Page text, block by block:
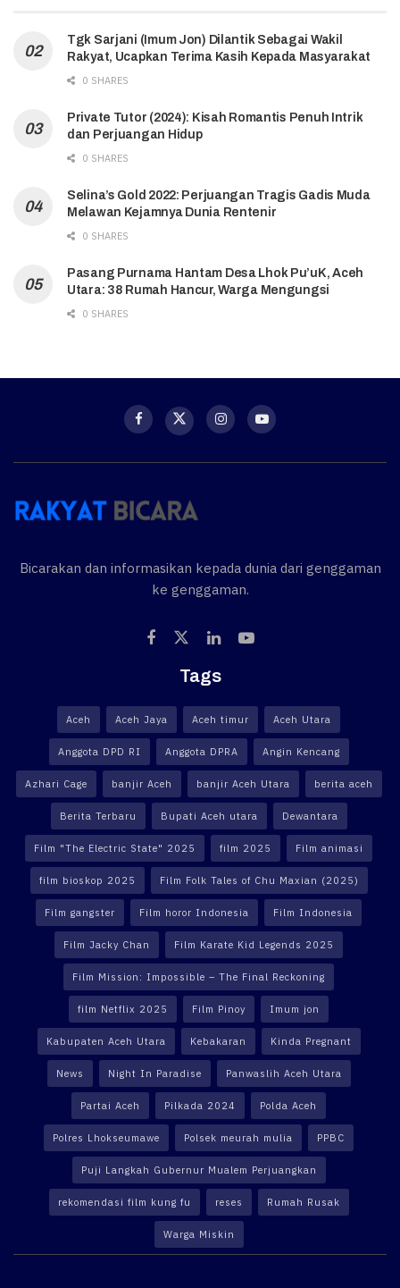
Tgk Sarjani (Imum Jon) Dilantik Sebagai Wakil
Rakyat, Ucapkan Terima Kasih Kepada Masyarakat
0 SHARES
Private Tutor (2024): Kisah Romantis Penuh Intrik
dan Perjuangan Hidup
0 SHARES
Selina’s Gold 2022: Perjuangan Tragis Gadis Muda
Melawan Kejamnya Dunia Rentenir
0 SHARES
Pasang Purnama Hantam Desa Lhok Pu’uK, Aceh
Utara: 38 Rumah Hancur, Warga Mengungsi
0 SHARES
Bicarakan dan informasikan kepada dunia dari genggaman
ke genggaman.
Tags
Aceh Aceh Jaya Aceh timur Aceh Utara
Anggota DPD RI Anggota DPRA Angin Kencang
Azhari Cage banjir Aceh banjir Aceh Utara berita aceh
Berita Terbaru Bupati Aceh utara Dewantara
Film "The Electric State" 2025 film 2025 Film animasi
film bioskop 2025 Film Folk Tales of Chu Maxian (2025)
Film gangster Film horor Indonesia Film Indonesia
Film Jacky Chan Film Karate Kid Legends 2025
Film Mission: Impossible – The Final Reckoning
film Netflix 2025 Film Pinoy Imum jon
Kabupaten Aceh Utara Kebakaran Kinda Pregnant
News Night In Paradise Panwaslih Aceh Utara
Partai Aceh Pilkada 2024 Polda Aceh
Polres Lhokseumawe Polsek meurah mulia PPBC
Puji Langkah Gubernur Mualem Perjuangkan
rekomendasi film kung fu reses Rumah Rusak
Warga Miskin